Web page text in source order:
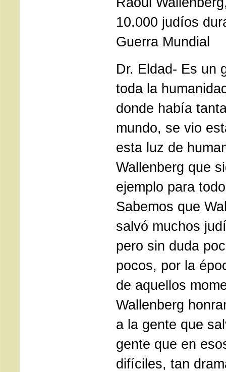
10.000 judíos
Guerra Mundial
Dr. Eldad- Es un
toda la
donde había
mundo, se vio
esta luz de
Wallenberg que
ejemplo para
Sabemos que
salvó muchos
pero sin duda
pocos, por la
de aquellos
Wallenberg
a la gente que
gente que en
difíciles, tan